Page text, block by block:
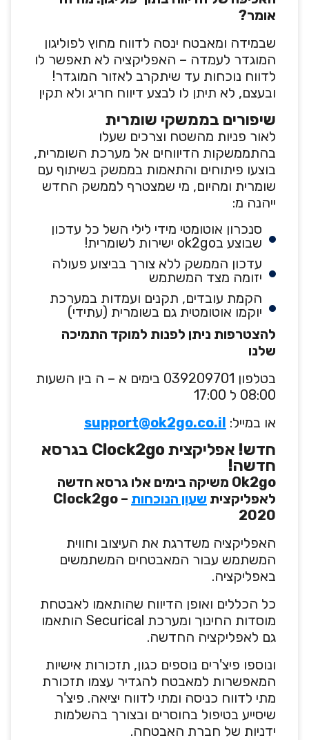
אומר?
שבמידה ומאבטח ינסה לדווח מחוץ לפוליגון
המוגדר לעמדה – האפליקציה לא תאפשר לו
לדווח נוכחות עד שיתקרב לאזור המוגדר!
ובעצם, לא תיתן לו לבצע דיווח חריג ולא תקין
שיפורים בממשקי שומרית
לאור פניות מהשטח וצרכים שעלו
בהתממשקות הדיווחים אל מערכת השומרית,
בוצעו פיתוחים והתאמות בממשק בשיתוף עם
שומרית ומהיום, מי שמצטרף לממשק החדש
ייהנה מ:
סנכרון אוטומטי מידי לילי השל כל עדכון
שבוצע בok2go ישירות לשומרית!
עדכון הממשק ללא צורך בביצוע פעולה
יזומה מצד המשתמש
הקמת עובדים, תקנים ועמדות במערכת
יוקמו אוטומטית גם בשומרית (עתידי)
להצטרפות ניתן לפנות למוקד התמיכה
שלנו
בטלפון 039209701 בימים א – ה בין השעות
08:00 ל 17:00
או במייל: support@ok2go.co.il
חדש! אפליקצית Clock2go בגרסא
חדשה!
Ok2go משיקה בימים אלו גרסא חדשה
לאפליקצית שעון הנוכחות
– Clock2go
2020
האפליקציה משדרגת את העיצוב וחווית
המשתמש עבור המאבטחים המשתמשים
באפליקציה.
כל הכללים ואופן הדיווח שהותאמו לאבטחת
מוסדות החינוך ומערכת Securical הותאמו
גם לאפליקציה החדשה.
ונוספו פיצ'רים נוספים כגון, תזכורות אישיות
המאפשרות למאבטח להגדיר עצמו תזכורת
מתי לדווח כניסה ומתי לדווח יציאה. פיצ'ר
שיסייע בטיפול בחוסרים ובצורך בהשלמות
ידניות של חברת האבטחה.